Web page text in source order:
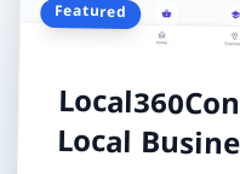
Featured
Local